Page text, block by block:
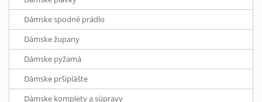
Dámske spodné prádlo
Dámske župany
Dámske pyžamá
Dámske pršiplášte
Dámske komplety a súpravy